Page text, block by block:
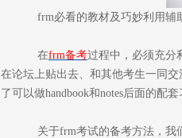
frm必看的教材及巧妙利用辅
在frm备考过程中，必须充分
在论坛上贴出去、和其他考生一同
了可以做handbook和notes后面的配
关于frm考试的备考方法，我